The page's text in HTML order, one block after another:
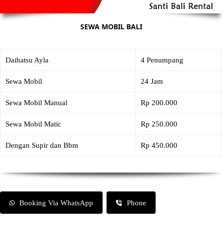
SEWA MOBIL BALI
Daihatsu Ayla 4 Penumpang
Sewa Mobil 24 Jam
Sewa Mobil Manual Rp 200.000
Sewa Mobil Matic Rp 250.000
Dengan Supir dan Bbm Rp 450.000
Booking Via WhatsApp Phone